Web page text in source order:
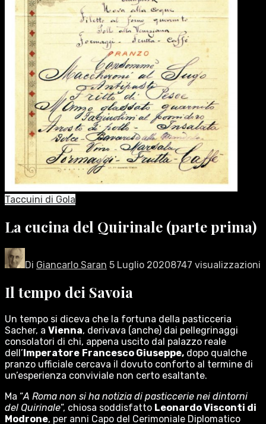
Taccuini di Gola
La cucina del Quirinale (parte prima)
Di Giancarlo Saran 5 Luglio 20208747 visualizzazioni
Il tempo dei Savoia
Un tempo si diceva che la fortuna della pasticceria
Sacher, a Vienna, derivava (anche) dai pellegrinaggi
consolatori di chi, appena uscito dal palazzo reale
dell’Imperatore Francesco Giuseppe, dopo qualche
pranzo ufficiale cercava il dovuto conforto al termine di
un’esperienza conviviale non certo esaltante.
Ma “A Roma non si ha notizia di pasticcerie nei dintorni
del Quirinale”, chiosa soddisfatto Leonardo Visconti di
Modrone, per anni Capo del Cerimoniale Diplomatico